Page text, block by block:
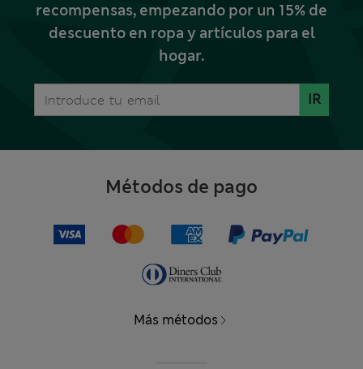
recompensas, empezando por un 15% de
descuento en ropa y artículos para el
hogar.
IR
Métodos de pago
Más métodos